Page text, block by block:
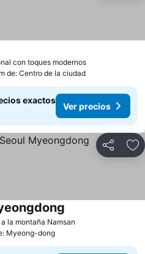
con toques modernos
de: Centro de la ciudad
exactos
Ver precios
Compartir
la montaña Namsan
Myeong-dong